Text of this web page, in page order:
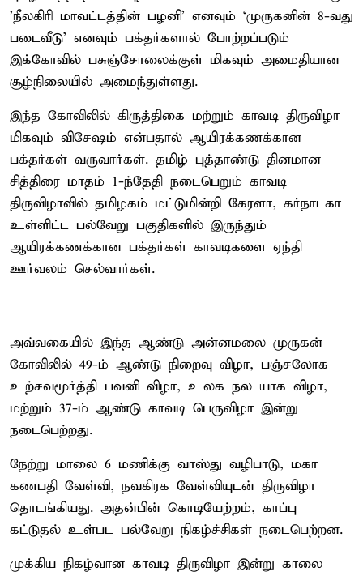
'நீலகிரி மாவட்டத்தின் பழனி’ எனவும் ‘முருகனின் 8-வது
படைவீடு’ எனவும் பக்தர்களால் போற்றப்படும்
இக்கோவில் பசுஞ்சோலைக்குள் மிகவும் அமைதியான
சூழ்நிலையில் அமைந்துள்ளது.
இந்த கோவிலில் கிருத்திகை மற்றும் காவடி திருவிழா
மிகவும் விசேஷம் என்பதால் ஆயிரக்கணக்கான
பக்தர்கள் வருவார்கள். தமிழ் புத்தாண்டு தினமான
சித்திரை மாதம் 1-ந்தேதி நடைபெறும் காவடி
திருவிழாவில் தமிழகம் மட்டுமின்றி கேரளா, கர்நாடகா
உள்ளிட்ட பல்வேறு பகுதிகளில் இருந்தும்
ஆயிரக்கணக்கான பக்தர்கள் காவடிகளை ஏந்தி
ஊர்வலம் செல்வார்கள்.
அவ்வகையில் இந்த ஆண்டு அன்னமலை முருகன்
கோவிலில் 49-ம் ஆண்டு நிறைவு விழா, பஞ்சலோக
உற்சவமூர்த்தி பவனி விழா, உலக நல யாக விழா,
மற்றும் 37-ம் ஆண்டு காவடி பெருவிழா இன்று
நடைபெற்றது.
நேற்று மாலை 6 மணிக்கு வாஸ்து வழிபாடு, மகா
கணபதி வேள்வி, நவகிரக வேள்வியுடன் திருவிழா
தொடங்கியது. அதன்பின் கொடியேற்றம், காப்பு
கட்டுதல் உள்பட பல்வேறு நிகழ்ச்சிகள் நடைபெற்றன.
முக்கிய நிகழ்வான காவடி திருவிழா இன்று காலை